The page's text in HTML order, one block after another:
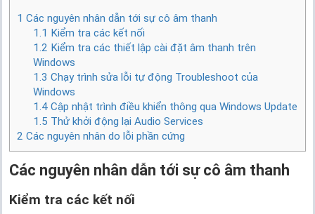
1 Các nguyên nhân dẫn tới sự cô âm thanh
1.1 Kiểm tra các kết nối
1.2 Kiểm tra các thiết lập cài đặt âm thanh trên
Windows
1.3 Chạy trình sửa lỗi tự động Troubleshoot của
Windows
1.4Cập nhật trình điều khiển thông qua Windows Update
1.5 Thử khởi động lại Audio Services
2 Các nguyên nhân do lỗi phần cứng
Các nguyên nhân dẫn tới sự cô âm thanh
Kiểm tra các kết nối